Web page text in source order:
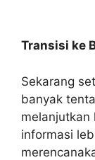
Transisi ke
Sekarang
banyak
melanjutkan
informasi